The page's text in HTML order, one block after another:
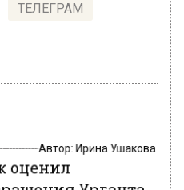
ТЕЛЕГРАМ
оценил
Урганта